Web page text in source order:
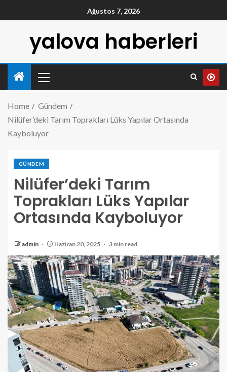
Ağustos 7, 2026
yalova haberleri
Home
Gündem
Nilüfer’deki Tarım Toprakları Lüks Yapılar Ortasında
Kayboluyor
GÜNDEM
Nilüfer’deki Tarım
Toprakları Lüks Yapılar
Ortasında Kayboluyor
admin Haziran 20, 2025 3 min read